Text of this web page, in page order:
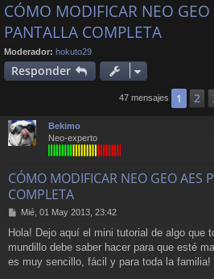
CÓMO MODIFICAR NEO
PANTALLA COMPLETA
Moderador: hokuto29
Responder
47 mensajes 1 2
Bekimo
Neo-experto
CÓMO MODIFICAR NEO GEO AES
COMPLETA
M
n
s
a
Mié, 01 May 2013, 23:42
Hola! Dejo aquí el mini tutorial de algo que
mundillo debe saber hacer para que esté
es muy sencillo, fácil y para toda la familia!